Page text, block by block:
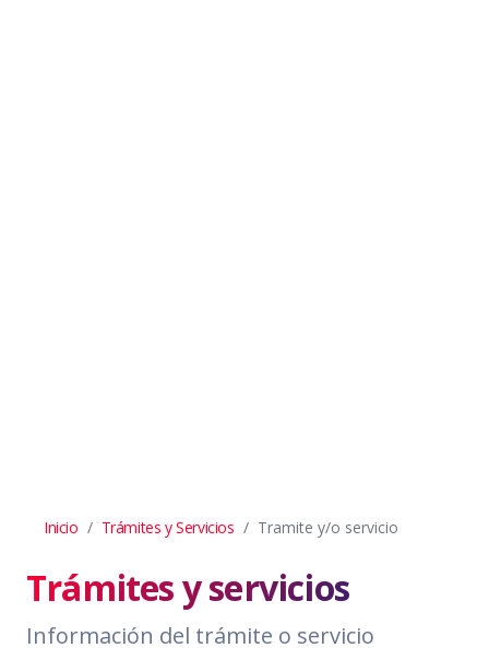
Inicio Trámites y Servicios Tramite y/o servicio
Trámites y servicios
Información del trámite o servicio